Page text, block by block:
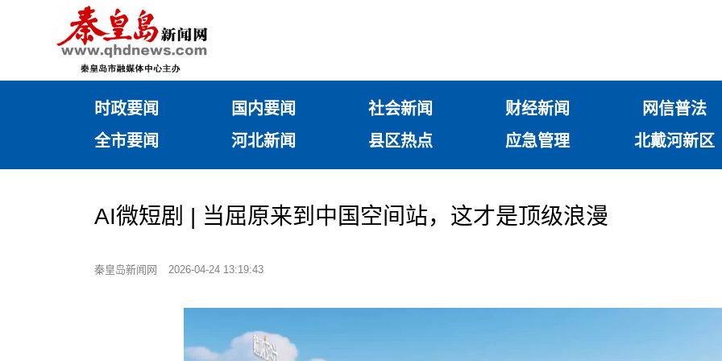
时政要闻 国内要闻 社会新闻 财经新闻
网信普法
全市要闻
河北新闻 县区热点 应急管理 北戴河新区
AI微短剧 | 当屈原来到中国空间站，这才是顶级浪漫
秦皇岛新闻网 2026-04-24 13:19:43